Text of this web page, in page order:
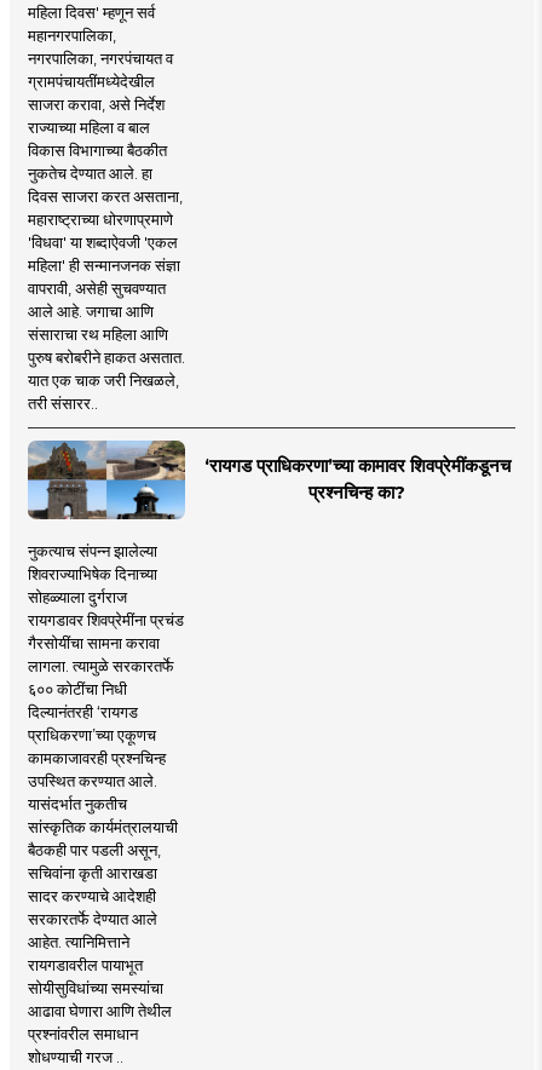
महिला दिवस' म्हणून सर्व
महानगरपालिका,
नगरपालिका, नगरपंचायत व
ग्रामपंचायतींमध्येदेखील
साजरा करावा, असे निर्देश
राज्याच्या महिला व बाल
विकास विभागाच्या बैठकीत
नुकतेच देण्यात आले. हा
दिवस साजरा करत असताना,
महाराष्ट्राच्या धोरणाप्रमाणे
'विधवा' या शब्दाऐवजी 'एकल
महिला' ही सन्मानजनक संज्ञा
वापरावी, असेही सुचवण्यात
आले आहे. जगाचा आणि
संसाराचा रथ महिला आणि
पुरुष बरोबरीने हाकत असतात.
यात एक चाक जरी निखळले,
तरी संसारर..
‘रायगड प्राधिकरणा’च्या कामावर शिवप्रेमींकडूनच
प्रश्नचिन्ह का?
नुकत्याच संपन्न झालेल्या
शिवराज्याभिषेक दिनाच्या
सोहळ्याला दुर्गराज
रायगडावर शिवप्रेमींना प्रचंड
गैरसोयींचा सामना करावा
लागला. त्यामुळे सरकारतर्फे
६०० कोटींचा निधी
दिल्यानंतरही ‘रायगड
प्राधिकरणा’च्या एकूणच
कामकाजावरही प्रश्नचिन्ह
उपस्थित करण्यात आले.
यासंदर्भात नुकतीच
सांस्कृतिक कार्यमंत्रालयाची
बैठकही पार पडली असून,
सचिवांना कृती आराखडा
सादर करण्याचे आदेशही
सरकारतर्फे देण्यात आले
आहेत. त्यानिमित्ताने
रायगडावरील पायाभूत
सोयीसुविधांच्या समस्यांचा
आढावा घेणारा आणि तेथील
प्रश्नांवरील समाधान
शोधण्याची गरज ..